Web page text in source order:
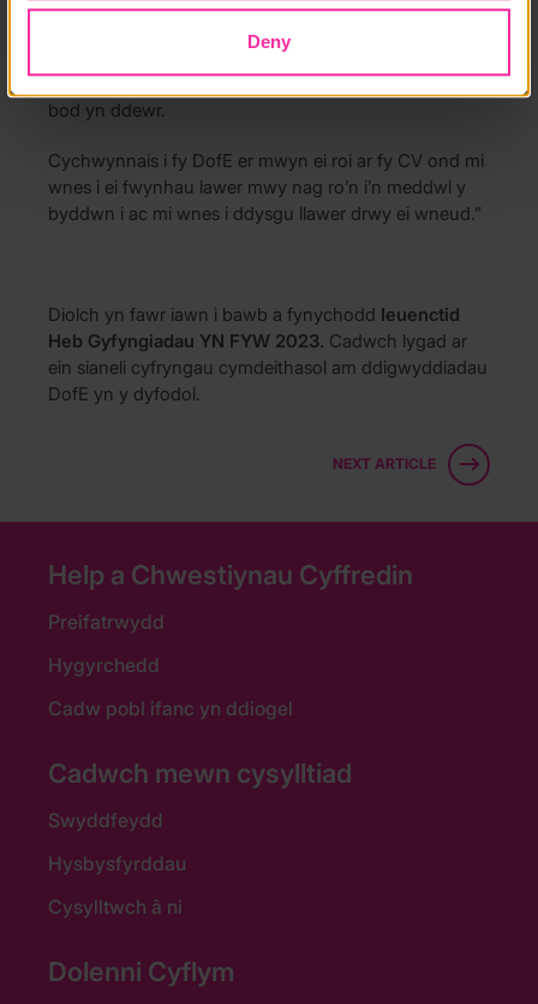
Deny
Dw i’n meddwl fy mod i eisiau mynd i brifysgol i
wneud gradd neu wneud rhyw fath o brentisiaeth.
Mae fy DofE wedi fy nysgu am waith tîm, gwytnwch a
bod yn ddewr.
Cychwynnais i fy DofE er mwyn ei roi ar fy CV ond mi
wnes i ei fwynhau lawer mwy nag ro’n i’n meddwl y
byddwn i ac mi wnes i ddysgu llawer drwy ei wneud.”
Diolch yn fawr iawn i bawb a fynychodd Ieuenctid
Heb Gyfyngiadau YN FYW 2023. Cadwch lygad ar
ein sianeli cyfryngau cymdeithasol am ddigwyddiadau
DofE yn y dyfodol.
NEXT ARTICLE
Help a Chwestiynau Cyffredin
Preifatrwydd
Hygyrchedd
Cadw pobl ifanc yn ddiogel
Cadwch mewn cysylltiad
Swyddfeydd
Hysbysfyrddau
Cysylltwch â ni
Dolenni Cyflym